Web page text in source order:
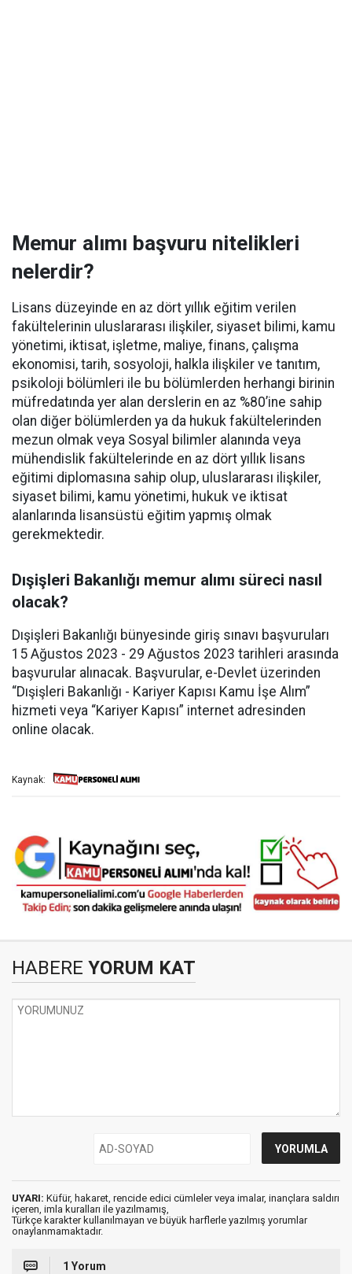
Memur alımı başvuru nitelikleri
nelerdir?
Lisans düzeyinde en az dört yıllık eğitim verilen
fakültelerinin uluslararası ilişkiler, siyaset bilimi, kamu
yönetimi, iktisat, işletme, maliye, finans, çalışma
ekonomisi, tarih, sosyoloji, halkla ilişkiler ve tanıtım,
psikoloji bölümleri ile bu bölümlerden herhangi birinin
müfredatında yer alan derslerin en az %80’ine sahip
olan diğer bölümlerden ya da hukuk fakültelerinden
mezun olmak veya Sosyal bilimler alanında veya
mühendislik fakültelerinde en az dört yıllık lisans
eğitimi diplomasına sahip olup, uluslararası ilişkiler,
siyaset bilimi, kamu yönetimi, hukuk ve iktisat
alanlarında lisansüstü eğitim yapmış olmak
gerekmektedir.
Dışişleri Bakanlığı memur alımı süreci nasıl
olacak?
Dışişleri Bakanlığı bünyesinde giriş sınavı başvuruları
15 Ağustos 2023 - 29 Ağustos 2023 tarihleri arasında
başvurular alınacak. Başvurular, e-Devlet üzerinden
“Dışişleri Bakanlığı - Kariyer Kapısı Kamu İşe Alım”
hizmeti veya “Kariyer Kapısı” internet adresinden
online olacak.
Kaynak:
HABERE YORUM KAT
UYARI: Küfür, hakaret, rencide edici cümleler veya imalar, inançlara saldırı
içeren, imla kuralları ile yazılmamış,
Türkçe karakter kullanılmayan ve büyük harflerle yazılmış yorumlar
onaylanmamaktadır.
1 Yorum